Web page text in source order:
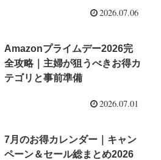
2026.07.06
Amazonプライムデー2026完
全攻略｜主婦が狙うべきお得カ
テゴリと事前準備
2026.07.01
7月のお得カレンダー｜キャン
ペーン＆セール総まとめ2026